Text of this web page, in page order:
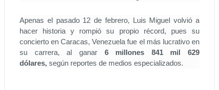
Apenas el pasado 12 de febrero, Luis Miguel volvió a
hacer historia y rompió su propio récord, pues su
concierto en Caracas, Venezuela fue el más lucrativo en
su carrera, al ganar 6 millones 841 mil 629
dólares, según reportes de medios especializados.